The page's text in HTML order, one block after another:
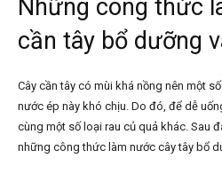
Những công thức
cần tây bổ dưỡng
Cây cần tây có mùi khá nồng nên một
nước ép này khó chịu. Do đó, để dễ
cùng một số loại rau củ quả khác. Sau
những công thức làm nước cây tây bổ